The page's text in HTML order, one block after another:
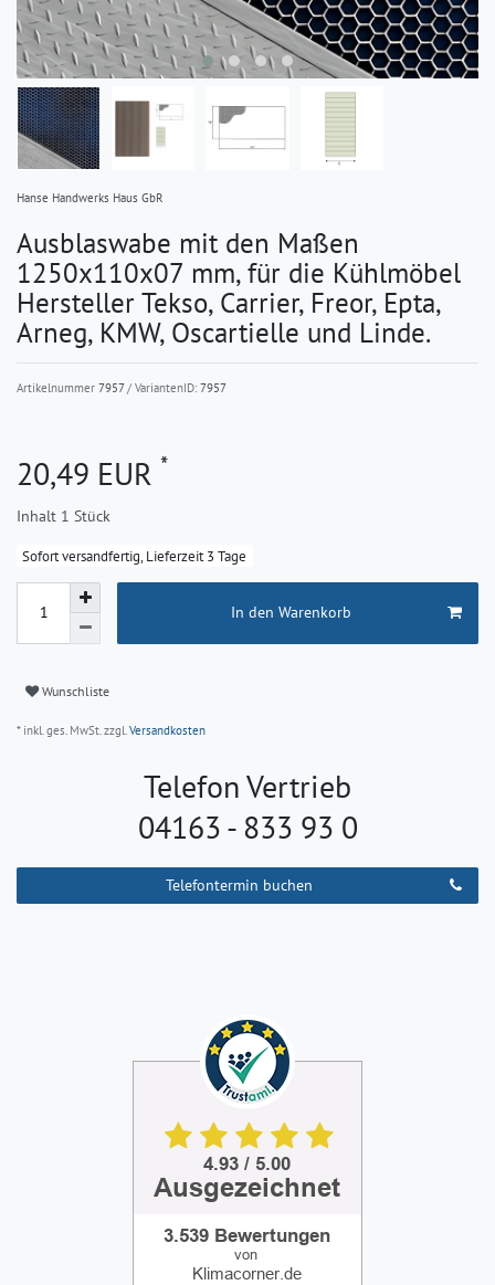
Hanse Handwerks Haus GbR
Ausblaswabe mit den Maßen
1250x110x07 mm, für die Kühlmöbel
Hersteller Tekso, Carrier, Freor, Epta,
Arneg, KMW, Oscartielle und Linde.
Artikelnummer 7957/ VariantenID: 7957
20,49 EUR *
Inhalt 1 Stück
Sofort versandfertig, Lieferzeit 3 Tage
In den Warenkorb
Wunschliste
* inkl. ges. MwSt. zzgl.Versandkosten
Telefon Vertrieb
04163 - 833 93 0
Telefontermin buchen